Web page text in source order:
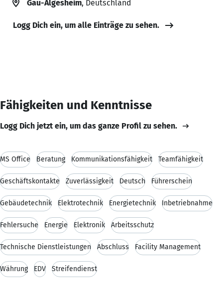
Gau-Algesheim, Deutschland
Logg Dich ein, um alle Einträge zu sehen.
Fähigkeiten und Kenntnisse
Logg Dich jetzt ein, um das ganze Profil zu sehen.
MS Office Beratung Kommunikationsfähigkeit Teamfähigkeit
Geschäftskontakte Zuverlässigkeit Deutsch Führerschein
Gebäudetechnik Elektrotechnik Energietechnik Inbetriebnahme
Fehlersuche Energie Elektronik Arbeitsschutz
Technische Dienstleistungen Abschluss Facility Management
Währung EDV Streifendienst